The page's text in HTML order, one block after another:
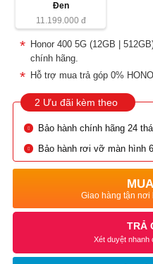
Đen
11.199.000đ
Honor 400 5G (12GB |
chính hãng.
Hỗ trợ mua trả góp 0%
2 Ưu đãi kèm theo
Bảo hành chính hãng 24
Bảo hành rơi vỡ màn hình
Giao hàng tận nơi
TRẢ
Xét duyệt nhanh